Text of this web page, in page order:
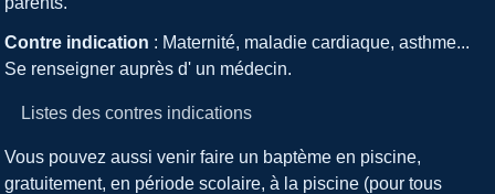
Contre indication : Maternité, maladie cardiaque, asthme...
Se renseigner auprès d' un médecin.
Listes des contres indications
Vous pouvez aussi venir faire un baptème en piscine,
gratuitement, en période scolaire, à la piscine (pour tous